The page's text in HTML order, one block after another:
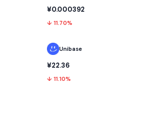
¥0.000392
↓ 11.70%
Unibase
¥22.36
↓ 11.10%